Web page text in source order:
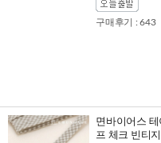
구매후기 : 643
면바이어스 테
프 체크 빈티지